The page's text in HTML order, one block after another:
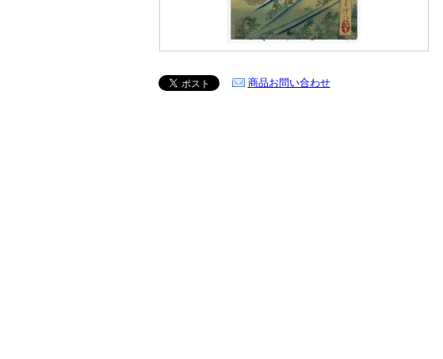
商品お問い合わせ